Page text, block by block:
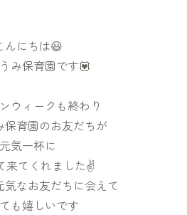
んにちは😃
み保育園です💟
ウィークも終わり
保育園のお友だちが
元気一杯に
来てくれました✌
気なお友だちに会えて
も嬉しいです